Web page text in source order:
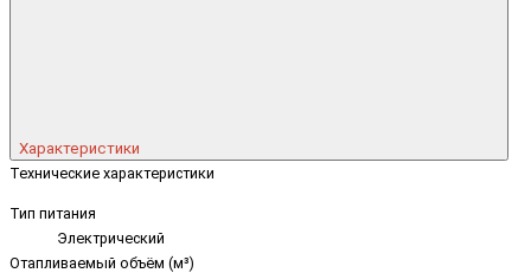
Характеристики
Технические характеристики
Тип питания
Электрический
Отапливаемый объём (м³)